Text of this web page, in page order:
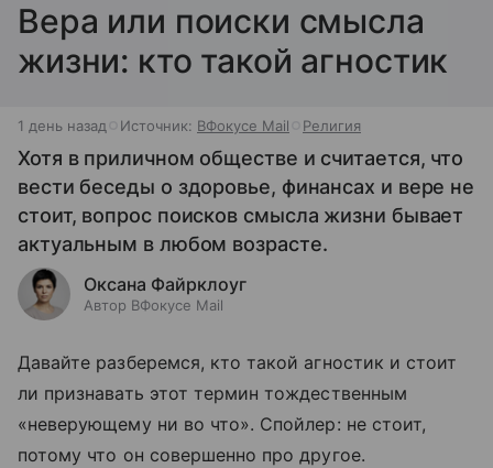
Вера или поиски смысла
жизни: кто такой агностик
1 день назад Источник: ВФокусе Mail Религия
Хотя в приличном обществе и считается, что
вести беседы о здоровье, финансах и вере не
стоит, вопрос поисков смысла жизни бывает
актуальным в любом возрасте.
Оксана Файрклоуг
Автор ВФокусе Mail
Давайте разберемся, кто такой агностик и стоит
ли признавать этот термин тождественным
«неверующему ни во что». Спойлер: не стоит,
потому что он совершенно про другое.